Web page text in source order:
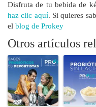
Disfruta de tu bebida de
haz clic aquí. Si quieres
el blog de Prokey
Otros artículos